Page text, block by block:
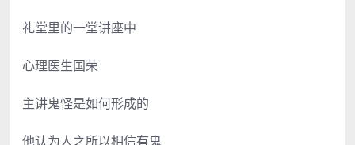
礼堂里的一堂讲座中
心理医生国荣
主讲鬼怪是如何形成的
他认为人之所以相信有鬼